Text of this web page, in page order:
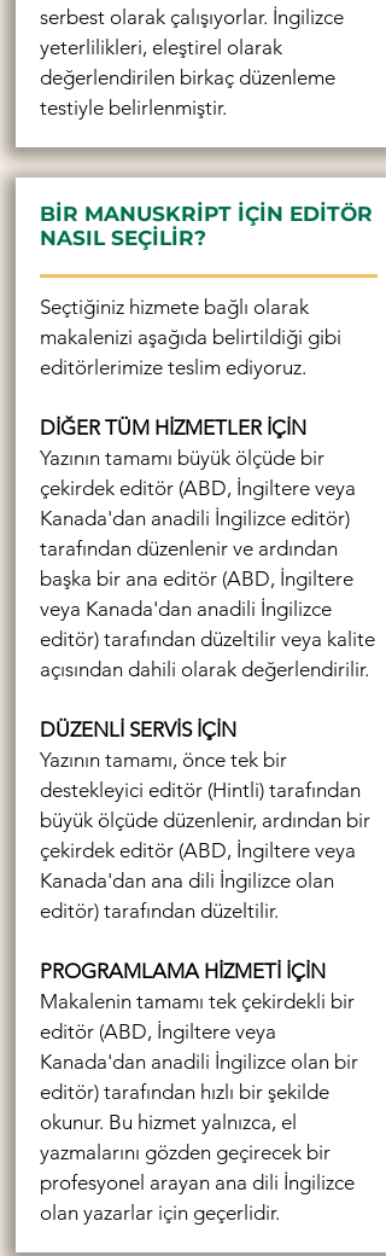
serbest olarak çalışıyorlar. İngilizce
yeterlilikleri, eleştirel olarak
değerlendirilen birkaç düzenleme
testiyle belirlenmiştir.
BİR MANUSKRİPT İÇİN EDİTÖR
NASIL SEÇİLİR?
Seçtiğiniz hizmete bağlı olarak
makalenizi aşağıda belirtildiği gibi
editörlerimize teslim ediyoruz.
DİĞER TÜM HİZMETLER İÇİN
Yazının tamamı büyük ölçüde bir
çekirdek editör (ABD, İngiltere veya
Kanada'dan anadili İngilizce editör)
tarafından düzenlenir ve ardından
başka bir ana editör (ABD, İngiltere
veya Kanada'dan anadili İngilizce
editör) tarafından düzeltilir veya kalite
açısından dahili olarak değerlendirilir.
DÜZENLİ SERVİS İÇİN
Yazının tamamı, önce tek bir
destekleyici editör (Hintli) tarafından
büyük ölçüde düzenlenir, ardından bir
çekirdek editör (ABD, İngiltere veya
Kanada'dan ana dili İngilizce olan
editör) tarafından düzeltilir.
PROGRAMLAMA HİZMETİ İÇİN
Makalenin tamamı tek çekirdekli bir
editör (ABD, İngiltere veya
Kanada'dan anadili İngilizce olan bir
editör) tarafından hızlı bir şekilde
okunur. Bu hizmet yalnızca, el
yazmalarını gözden geçirecek bir
profesyonel arayan ana dili İngilizce
olan yazarlar için geçerlidir.